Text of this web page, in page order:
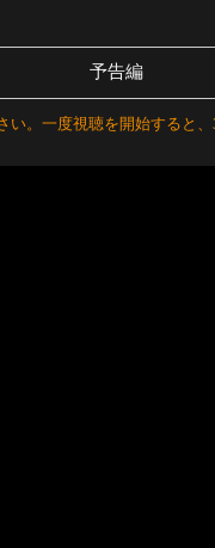
予告編
。一度視聴を開始すると